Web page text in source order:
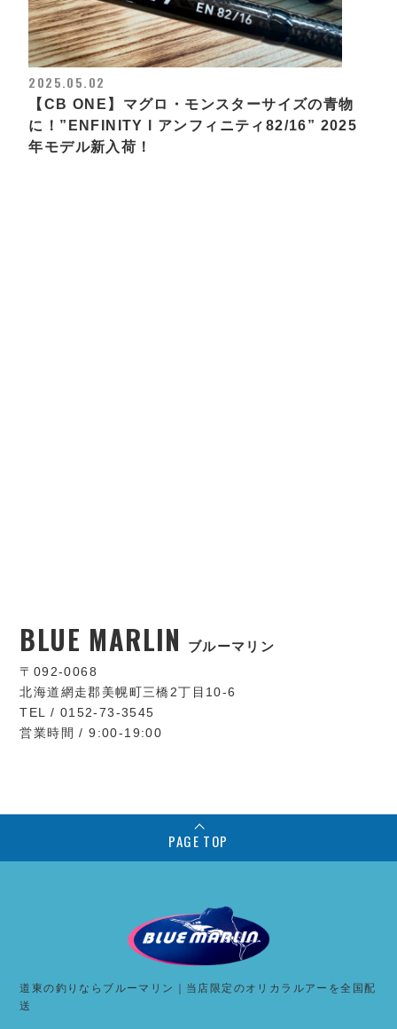
2025.05.02
【CB ONE】マグロ・モンスターサイズの青物
に！”ENFINITY l アンフィニティ82/16” 2025
年モデル新入荷！
BLUE MARLIN ブルーマリン
〒092-0068
北海道網走郡美幌町三橋2丁目10-6
TEL / 0152-73-3545
営業時間 / 9:00-19:00
PAGE TOP
道東の釣りならブルーマリン｜当店限定のオリカラルアーを全国配
送